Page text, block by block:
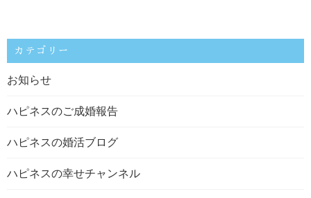
カテゴリー
お知らせ
ハピネスのご成婚報告
ハピネスの婚活ブログ
ハピネスの幸せチャンネル